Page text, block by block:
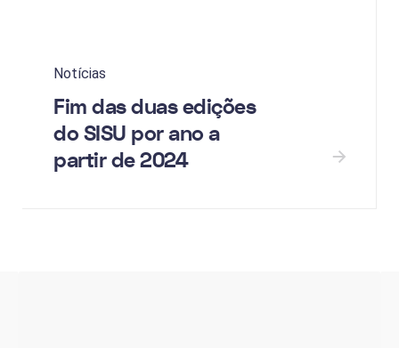
Notícias
Fim das duas edições
do SISU por ano a
partir de 2024